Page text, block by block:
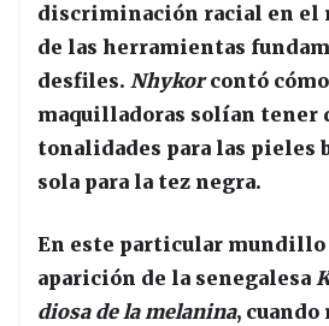
discriminación racial en el
de las herramientas
desfiles. Nhykorcontó
maquilladoras solían tener
tonalidades para las pieles
sola para la tez negra.
En este particular mundillo
aparición de la senegalesa
diosa de la melanina, cuando